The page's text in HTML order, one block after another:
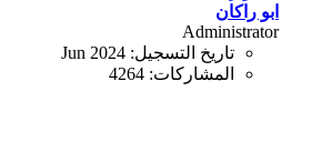
ابو راكان
Administrator
تاريخ التسجيل: Jun 2024
المشاركات: 4264